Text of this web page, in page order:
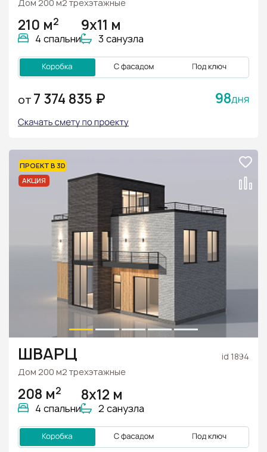
Дом 200 м2 трехэтажные
210 м2
4 спальни
9x11 м
3 санузла
ОТ 7 374 835 ₽ 98
ШВАРЦ id 1894
Дом 200 м2 трехэтажные
208 м2
4 спальни
8x12 м
2 санузла
ПРОЕКТ В 3D
АКЦИЯ